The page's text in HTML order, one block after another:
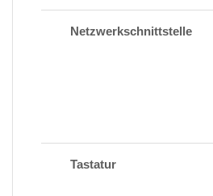
Netzwerkschnittstelle
Tastatur